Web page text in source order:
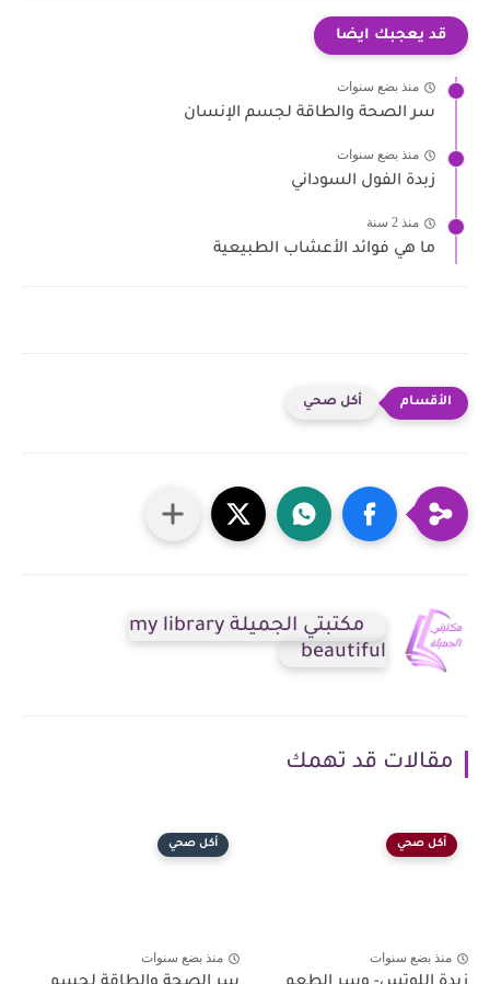
قد يعجبك ايضا
منذ بضع سنوات
سر الصحة والطاقة لجسم الإنسان
منذ بضع سنوات
زبدة الفول السوداني
منذ 2 سنة
ما هي فوائد الأعشاب الطبيعية
أكل صحي
مكتبتي الجميلة my library
beautiful
مقالات قد تهمك
أكل صحي
منذ بضع سنوات
أكل صحي
منذ بضع سنوات